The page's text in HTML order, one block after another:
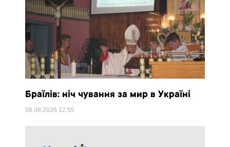
Браїлів: ніч чування за мир в Україні
08.08.2026 12:55